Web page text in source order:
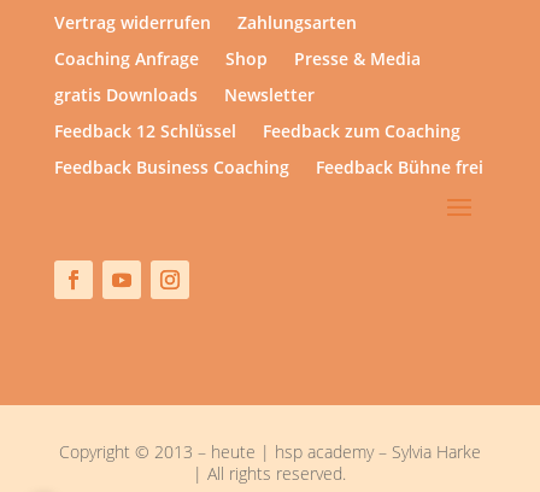
Vertrag widerrufen
Zahlungsarten
Coaching Anfrage
Shop
Presse & Media
gratis Downloads
Newsletter
Feedback 12 Schlüssel
Feedback zum Coaching
Feedback Business Coaching
Feedback Bühne frei
Copyright © 2013 – heute | hsp academy – Sylvia Harke
| All rights reserved.